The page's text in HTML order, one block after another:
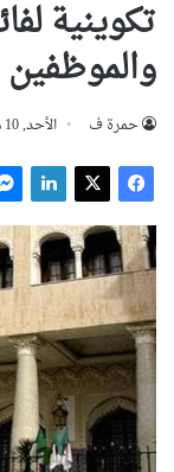
تكوينية
والموظفين
حمرة ف الأحد, 10 مايو 2026, 9:14